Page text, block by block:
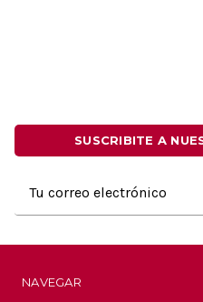
SUSCRIBITE A
electrónico
NAVEGAR